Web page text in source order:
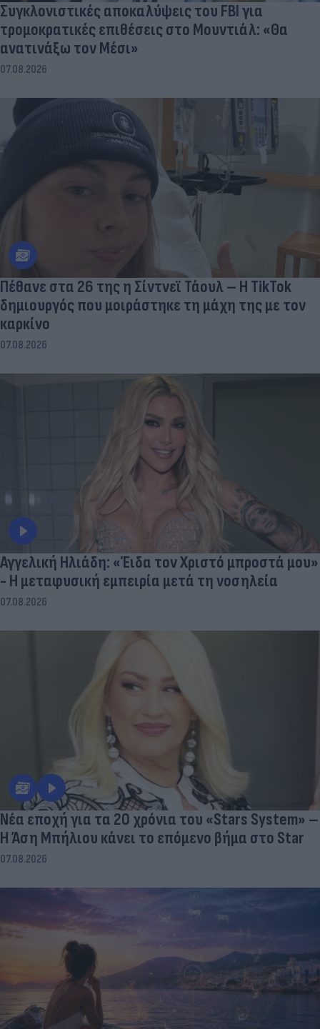
Συγκλονιστικές αποκαλύψεις του FBI για
τρομοκρατικές επιθέσεις στο Μουντιάλ: «Θα
ανατινάξω τον Μέσι»
07.08.2026
Πέθανε στα 26 της η Σίντνεϊ Τάουλ – Η TikTok
δημιουργός που μοιράστηκε τη μάχη της με τον
καρκίνο
07.08.2026
Αγγελική Ηλιάδη: «Έιδα τον Χριστό μπροστά μου»
- Η μεταφυσική εμπειρία μετά τη νοσηλεία
07.08.2026
Νέα εποχή για τα 20 χρόνια του «Stars System» –
Η Άση Μπήλιου κάνει το επόμενο βήμα στο Star
07.08.2026